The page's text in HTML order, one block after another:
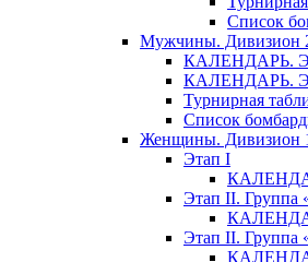
Список
Мужчины. Дивизион
КАЛЕНДАРЬ.
КАЛЕНДАРЬ.
Турнирная
Список
Женщины. Дивизион
Этап I
Этап II. Группа
Этап II. Группа